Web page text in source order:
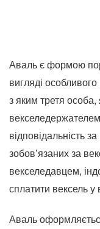
Аваль є формою
вигляді
з яким третя особа,
відповідальність
зобов’язаних за
векселедавцем,
сплатити вексель
Аваль